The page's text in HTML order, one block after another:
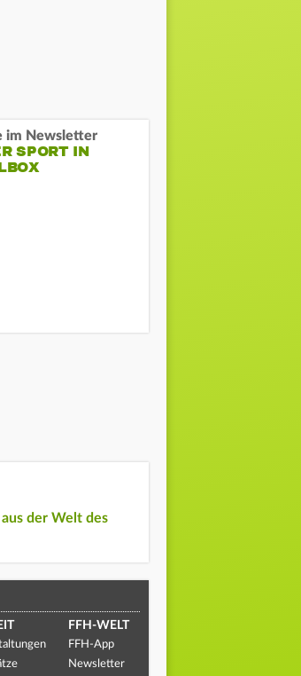
im Newsletter
SPORT IN
der Welt des
FFH-WELT
FFH-App
Newsletter